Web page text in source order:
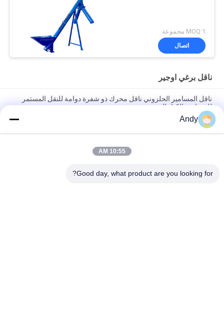
MOQ:1 مجموعة
اتصال
ناقل برغي اوجير
ناقل المسامير الحلزوني ناقل محرك ذو شفرة دوامة للنقل المستمر
للحبيبات والكتل الصغيرة
ناقل المسامير الحلزوني ناقل محرك ذو شفرة دوامة للنقل المستمر
للحبيبات والكتل الصغيرة
آلات نقل مستمرة باستخدام شفرات دوامة لنقل المواد المستقرة
Andy
10:55 AM
Good day, what product are you looking for?